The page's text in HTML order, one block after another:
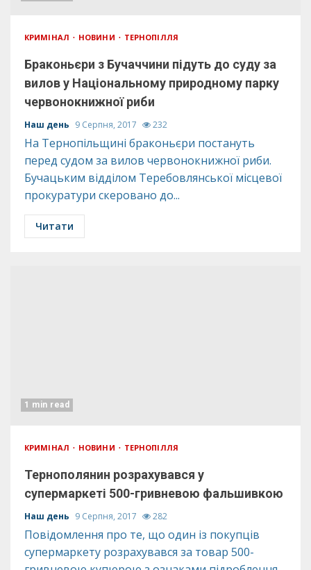
КРИМІНАЛ НОВИНИ ТЕРНОПІЛЛЯ
Браконьєри з Бучаччини підуть до суду за
вилов у Національному природному парку
червонокнижної риби
Наш день 9 Серпня, 2017 232
На Тернопільщині браконьєри постануть
перед судом за вилов червонокнижної риби.
Бучацьким відділом Теребовлянської місцевої
прокуратури скеровано до...
Читати
1 min read
КРИМІНАЛ НОВИНИ ТЕРНОПІЛЛЯ
Тернополянин розрахувався у
супермаркеті 500-гривневою фальшивкою
Наш день 9 Серпня, 2017 282
Повідомлення про те, що один із покупців
супермаркету розрахувався за товар 500-